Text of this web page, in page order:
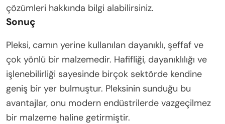
çözümleri hakkında bilgi alabilirsiniz.
Sonuç
Pleksi, camın yerine kullanılan dayanıklı, şeffaf ve
çok yönlü bir malzemedir. Hafifliği, dayanıklılığı ve
işlenebilirliği sayesinde birçok sektörde kendine
geniş bir yer bulmuştur. Pleksinin sunduğu bu
avantajlar, onu modern endüstrilerde vazgeçilmez
bir malzeme haline getirmiştir.